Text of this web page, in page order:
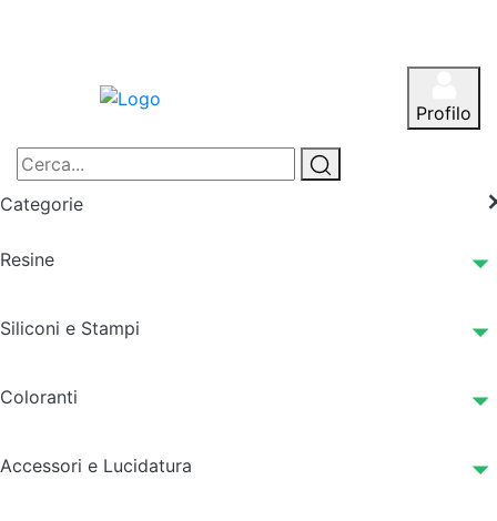
Profilo
Categorie
Resine
Siliconi e Stampi
Coloranti
Accessori e Lucidatura